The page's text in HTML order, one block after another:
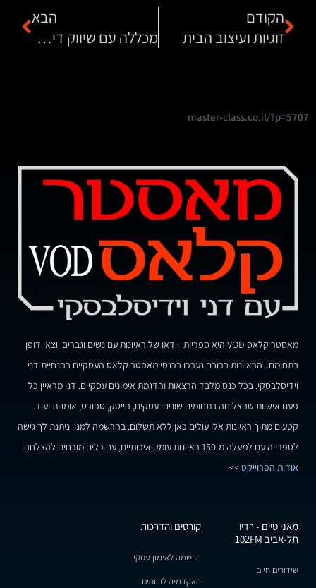
הקודם
זוגיות ועיצוב הבית
הבא
מכללה עם שיווק דיגיטלי
master-class.co.il/?p=5707
מאסטר קלאס VOD היא ספריית וידאו של ראיונות עם נשים וגברים יוצאי דופן
בתחומם. הראיונות ברובם נערכו בכנסי מאסטר קלאס העסקיים בהנחיית דני
וידיסלבסקי. בכל כנס מלבד הרצאות והדגמת אימונים עסקיים, דני מראיין כל
פעם אישיות שהצליחה בתחומים שונים: עסקים, הייטק, ספורט, אומנות ועוד.
קטעים מתוך ראיונות אלו עולים כאן ללא תשלום. בהרשמה למנוי ניתנת לך גישה
לספרייה עם למעלה מ-150 ראיונות עומק איכותיים, עם כלים מוכחים להצלחה.
אודות הפרוייקט >>
מאני טיים - רדיו
תל-אביב 102FM
שידורים חיים
קורסים והדרכות
הרשמה לאימון עסקי
האקדמיה לרווחים